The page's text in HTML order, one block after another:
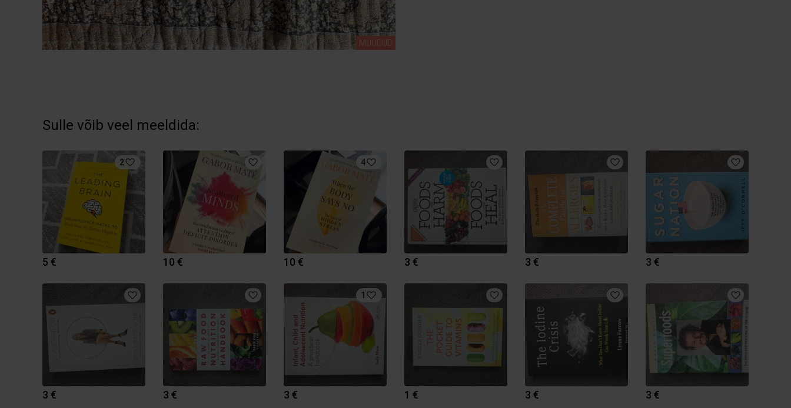
MÜÜDUD
Sulle võib veel meeldida:
2
5 € 10 €
4
10 € 3 € 3 € 3 €
3 € 3 €
1
3 € 1 € 3 € 3 €